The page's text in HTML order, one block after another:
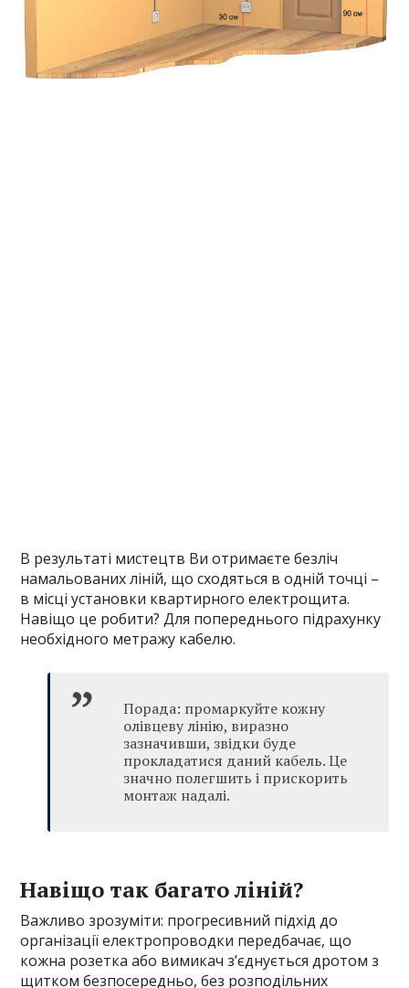
В результаті мистецтв Ви отримаєте безліч
намальованих ліній, що сходяться в одній точці –
в місці установки квартирного електрощита.
Навіщо це робити? Для попереднього підрахунку
необхідного метражу кабелю.
Порада: промаркуйте кожну
олівцеву лінію, виразно
зазначивши, звідки буде
прокладатися даний кабель. Це
значно полегшить і прискорить
монтаж надалі.
Навіщо так багато ліній?
Важливо зрозуміти: прогресивний підхід до
організації електропроводки передбачає, що
кожна розетка або вимикач з’єднується дротом з
щитком безпосередньо, без розподільних